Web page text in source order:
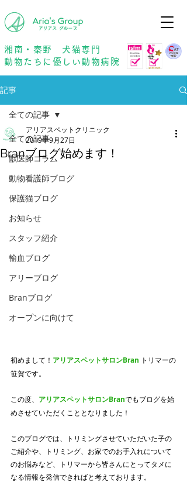
湘南・秦野 犬猫専門
動物たちに優しい動物病院
記事
全ての記事
獣医師コラム
動物看護師ブログ
保護猫ブログ
お知らせ
スタッフ紹介
輸血ブログ
アリーブログ
Branブログ
オープンに向けて
全ての記事
Branブログ始めます！
アリアスペットクリニック
2019年9月27日
初めまして！ アリアスペットサロンBran トリマーの
笹賀です。
この度、 アリアスペットサロンBranでもブログを始
めさせていただくこととなりました！
このブログでは、トリミングさせていただいた子の
ご紹介や、トリミング、お家でのお手入れについて
のお悩みなど、トリマーから皆さんにとってタメに
なる情報を発信できればと考えております。